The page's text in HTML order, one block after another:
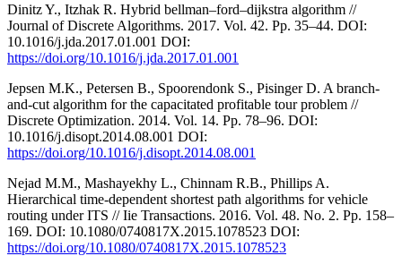
Dinitz Y., Itzhak R. Hybrid bellman–ford–dijkstra algorithm //
Journal of Discrete Algorithms. 2017. Vol. 42. Pp. 35–44. DOI:
10.1016/j.jda.2017.01.001 DOI:
https://doi.org/10.1016/j.jda.2017.01.001
Jepsen M.K., Petersen B., Spoorendonk S., Pisinger D. A branch-
and-cut algorithm for the capacitated profitable tour problem //
Discrete Optimization. 2014. Vol. 14. Pp. 78–96. DOI:
10.1016/j.disopt.2014.08.001 DOI:
https://doi.org/10.1016/j.disopt.2014.08.001
Nejad M.M., Mashayekhy L., Chinnam R.B., Phillips A.
Hierarchical time-dependent shortest path algorithms for vehicle
routing under ITS // Iie Transactions. 2016. Vol. 48. Nо. 2. Pp. 158–
169. DOI: 10.1080/0740817X.2015.1078523 DOI:
https://doi.org/10.1080/0740817X.2015.1078523